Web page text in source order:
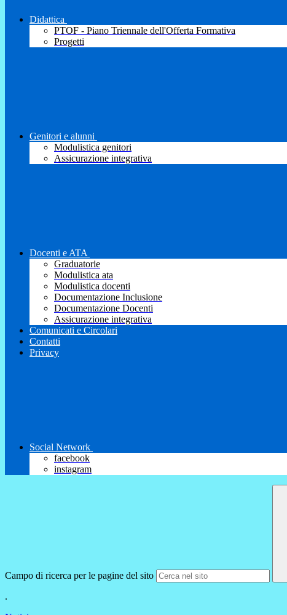
Didattica
PTOF - Piano Triennale dell'Offerta Formativa
Progetti
Genitori e alunni
Modulistica genitori
Assicurazione integrativa
Docenti e ATA
Graduatorie
Modulistica ata
Modulistica docenti
Documentazione Inclusione
Documentazione Docenti
Assicurazione integrativa
Comunicati e Circolari
Contatti
Privacy
Social Network
facebook
instagram
Campo di ricerca per le pagine del sito
.